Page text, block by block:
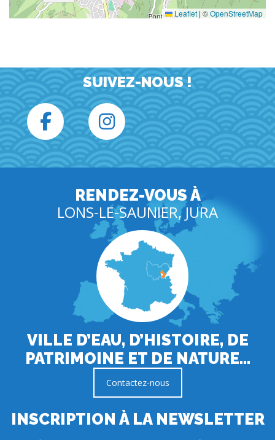
Leaflet | ©OpenStreetMap
SUIVEZ-NOUS !
RENDEZ-VOUS À
LONS-LE-SAUNIER, JURA
VILLE D’EAU, D’HISTOIRE, DE
PATRIMOINE ET DE NATURE…
Contactez-nous
INSCRIPTION À LA NEWSLETTER